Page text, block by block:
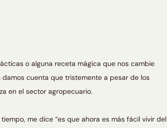
o alguna receta mágica que nos cambie
cuenta que tristemente a pesar de los
en el sector agropecuario.
me dice “es que ahora es más fácil vivir del